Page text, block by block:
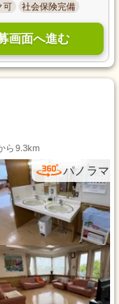
可 社会保険完備
画面へ進む
ら9.3km
パノラマ